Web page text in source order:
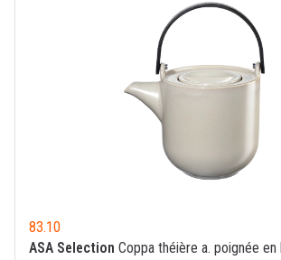
83.10
ASA Selection Coppa théière a. poignée en